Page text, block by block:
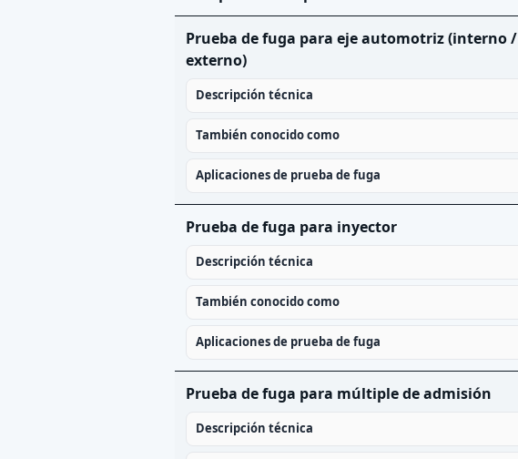
Prueba de fuga para eje automotriz (interno /
externo)
Descripción técnica
También conocido como
Aplicaciones de prueba de fuga
Prueba de fuga para inyector
Descripción técnica
También conocido como
Aplicaciones de prueba de fuga
Prueba de fuga para múltiple de admisión
Descripción técnica